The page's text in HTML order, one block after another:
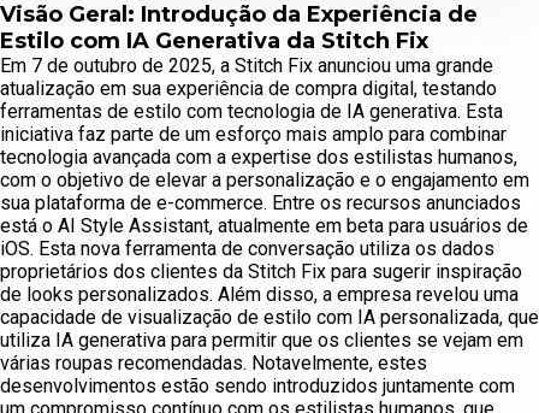
Visão Geral: Introdução da Experiência de
Estilo com IA Generativa da Stitch Fix
Em 7 de outubro de 2025, a Stitch Fix anunciou uma grande
atualização em sua experiência de compra digital, testando
ferramentas de estilo com tecnologia de IA generativa. Esta
iniciativa faz parte de um esforço mais amplo para combinar
tecnologia avançada com a expertise dos estilistas humanos,
com o objetivo de elevar a personalização e o engajamento em
sua plataforma de e-commerce. Entre os recursos anunciados
está o AI Style Assistant, atualmente em beta para usuários de
iOS. Esta nova ferramenta de conversação utiliza os dados
proprietários dos clientes da Stitch Fix para sugerir inspiração
de looks personalizados. Além disso, a empresa revelou uma
capacidade de visualização de estilo com IA personalizada, que
utiliza IA generativa para permitir que os clientes se vejam em
várias roupas recomendadas. Notavelmente, estes
desenvolvimentos estão sendo introduzidos juntamente com